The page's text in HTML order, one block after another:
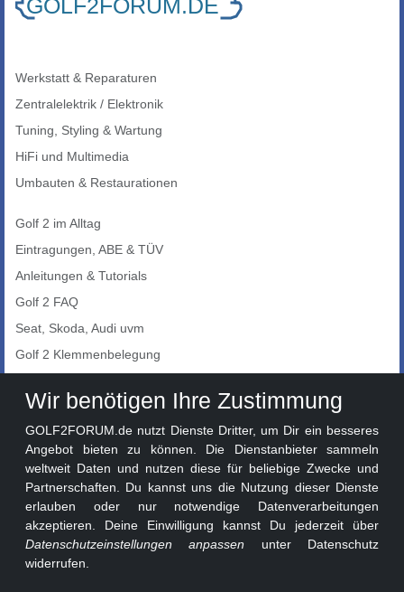
Werkstatt & Reparaturen
Zentralelektrik / Elektronik
Tuning, Styling & Wartung
HiFi und Multimedia
Umbauten & Restaurationen
Golf 2 im Alltag
Eintragungen, ABE & TÜV
Anleitungen & Tutorials
Golf 2 FAQ
Seat, Skoda, Audi uvm
Golf 2 Klemmenbelegung
Auto-Showroom
Golf 2 Lackcodes
Sonderversionen
Sonstige Marken
Wir benötigen Ihre Zustimmung
GOLF2FORUM.de nutzt Dienste Dritter, um Dir ein besseres
Angebot bieten zu können. Die Dienstanbieter sammeln
weltweit Daten und nutzen diese für beliebige Zwecke und
Partnerschaften. Du kannst uns die Nutzung dieser Dienste
erlauben oder nur notwendige Datenverarbeitungen
akzeptieren. Deine Einwilligung kannst Du jederzeit über
Datenschutzeinstellungen anpassen unter Datenschutz
widerrufen.